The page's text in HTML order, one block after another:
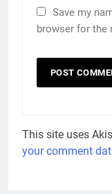
Save my
browser for the
This site uses
your comment